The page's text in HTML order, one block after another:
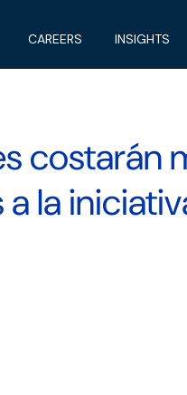
CAREERS INSIGHTS
costarán
la